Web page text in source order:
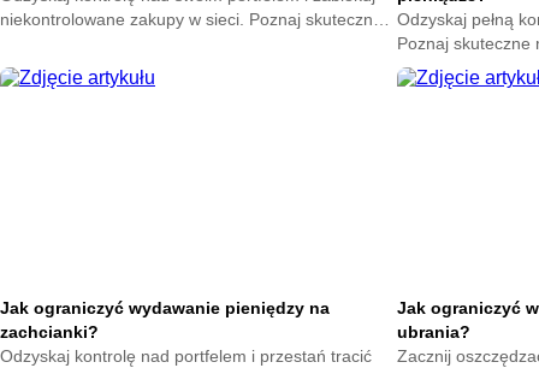
niekontrolowane zakupy w sieci. Poznaj skuteczne
przycisku kup teraz.
Odzyskaj pełną
Poznaj skuteczne
nagłych
oszczędności już
Jak ograniczyć wydawanie pieniędzy na
zachcianki?
Odzyskaj kontrolę nad portfelem i przestań tracić
Jak ograniczyć
ubrania?
Zacznij